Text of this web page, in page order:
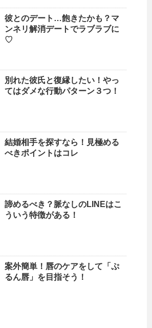
彼とのデート…飽きたかも？マ
ンネリ解消デートでラブラブに
♡
別れた彼氏と復縁したい！やっ
てはダメな行動パターン３つ！
結婚相手を探すなら！見極める
べきポイントはコレ
諦めるべき？脈なしのLINEはこ
ういう特徴がある！
案外簡単！唇のケアをして「ぷ
るん唇」を目指そう！